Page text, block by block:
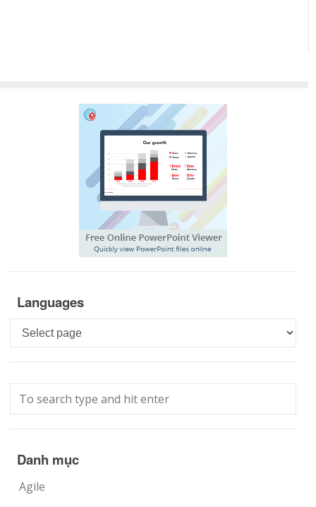
Languages
Languages
Danh mục
Agile